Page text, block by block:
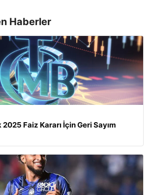
Haberler
2025 Faiz Kararı İçin Geri Sayım